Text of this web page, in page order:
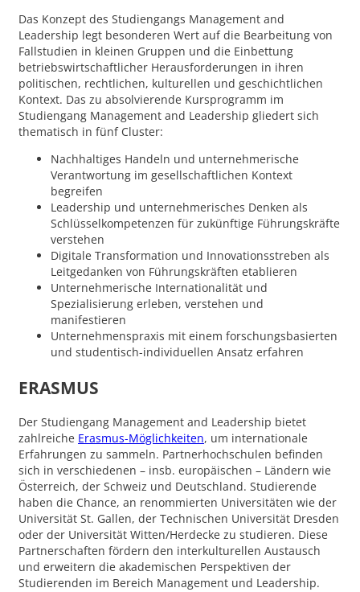
Das Konzept des Studiengangs Management and
Leadership legt besonderen Wert auf die Bearbeitung von
Fallstudien in kleinen Gruppen und die Einbettung
betriebswirtschaftlicher Herausforderungen in ihren
politischen, rechtlichen, kulturellen und geschichtlichen
Kontext. Das zu absolvierende Kursprogramm im
Studiengang Management and Leadership gliedert sich
thematisch in fünf Cluster:
Nachhaltiges Handeln und unternehmerische
Verantwortung im gesellschaftlichen Kontext
begreifen
Leadership und unternehmerisches Denken als
Schlüsselkompetenzen für zukünftige Führungskräfte
verstehen
Digitale Transformation und Innovationsstreben als
Leitgedanken von Führungskräften etablieren
Unternehmerische Internationalität und
Spezialisierung erleben, verstehen und
manifestieren
Unternehmenspraxis mit einem forschungsbasierten
und studentisch-individuellen Ansatz erfahren
ERASMUS
Der Studiengang Management and Leadership bietet
zahlreiche Erasmus-Möglichkeiten, um internationale
Erfahrungen zu sammeln. Partnerhochschulen befinden
sich in verschiedenen – insb. europäischen – Ländern wie
Österreich, der Schweiz und Deutschland. Studierende
haben die Chance, an renommierten Universitäten wie der
Universität St. Gallen, der Technischen Universität Dresden
oder der Universität Witten/Herdecke zu studieren. Diese
Partnerschaften fördern den interkulturellen Austausch
und erweitern die akademischen Perspektiven der
Studierenden im Bereich Management und Leadership.